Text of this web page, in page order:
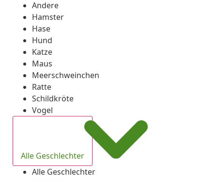
Andere
Hamster
Hase
Hund
Katze
Maus
Meerschweinchen
Ratte
Schildkröte
Vogel
Alle Geschlechter
Alle Geschlechter